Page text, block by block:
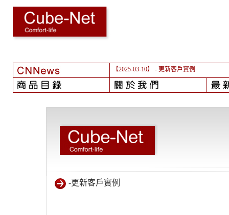
【2025-03-10】 - 更新客戶實例
-更新客戶實例